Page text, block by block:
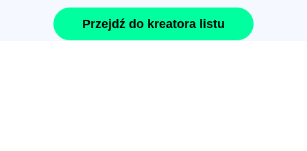
Przejdź do kreatora listu